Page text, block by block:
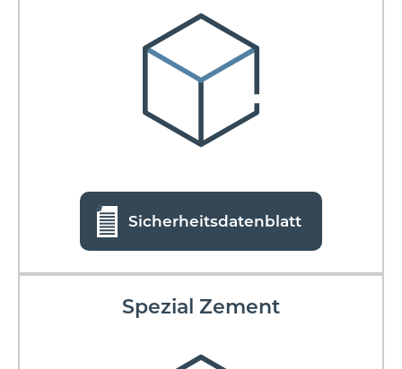
Sicherheitsdatenblatt
Spezial Zement